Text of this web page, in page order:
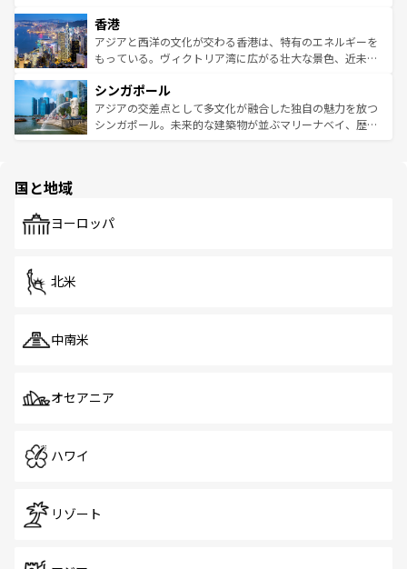
とつ。フォーやバインミー、ベトナムコーヒーなどは、ぜ
ひ現地で味わいたい。どの地域を訪れてもあたたかい人々
が旅行者を迎えてくれるので、きっと忘れられない旅にな
参照してほしい。
の活気が交差している。北部ではチェンマイなどの山岳地
帯で自然と触れ合い、南部ではプーケットやクラビの美し
いビーチでリゾート気分を楽しむことができる。タイ料理
激する。気候は一年中温暖で、どの季節にも異なる楽しみ
が待っている。親しみやすいタイの人々、仏教を中心とし
た文化、そして多様な観光資源が、訪れる旅人を魅了し続
香港
アジアと西洋の文化が交わる香港は、特有のエネルギーを
もっている。ヴィクトリア湾に広がる壮大な景色、近未来
み、どこを訪れても感動するはず。観光スポットが密集し
ており、効率よく見どころを回れるのも魅力。息をのむよ
うな絶景から文化的な体験まで、香港を存分に楽しみ尽く
シンガポール
アジアの交差点として多文化が融合した独自の魅力を放つ
シンガポール。未来的な建築物が並ぶマリーナベイ、歴史
で、ホーカーズは地元の風情を楽しめる外せないスポット
国と地域
ヨーロッパ
北米
中南米
オセアニア
ハワイ
リゾート